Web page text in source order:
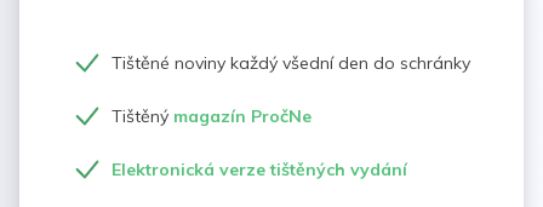
Tištěné noviny každý všední den do schránky
Tištěný magazín PročNe
Elektronická verze tištěných vydání